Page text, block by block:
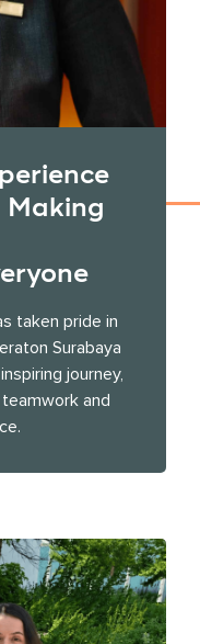
taken pride in
Surabaya
journey,
and